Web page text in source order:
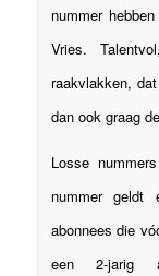
nummer
Vries.
raakvlakken,
dan ook graag
Losse
nummer geldt
abonnees die
een 2-jarig